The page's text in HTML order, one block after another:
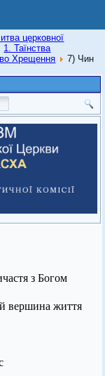
церковної
1. Таїнства
Хрещення
7) Чин
з Богом
вершина життя